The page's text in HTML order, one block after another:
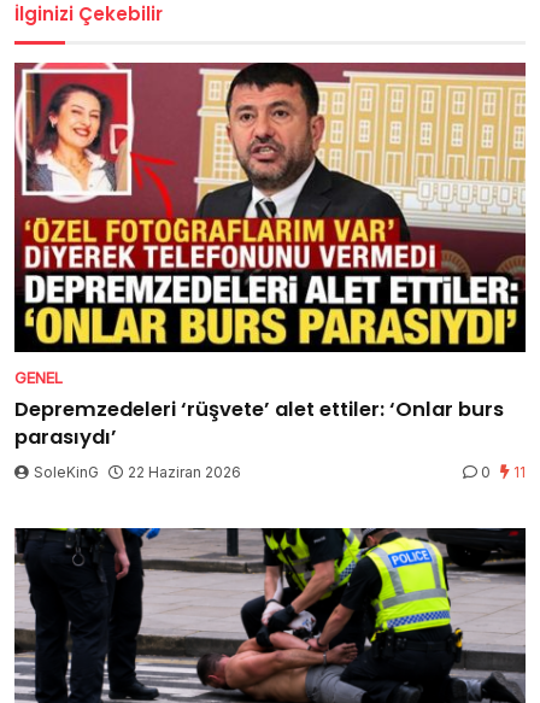
İlginizi Çekebilir
GENEL
Depremzedeleri ‘rüşvete’ alet ettiler: ‘Onlar burs
parasıydı’
SoleKinG 22 Haziran 2026 0 11